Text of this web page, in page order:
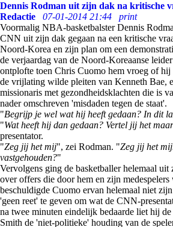
Dennis Rodman uit zijn dak na kritische
Redactie
07-01-2014 21:44
print
Voormalig NBA-basketbalster Dennis
CNN uit zijn dak gegaan na een kritische
Noord-Korea en zijn plan om een
de verjaardag van de Noord-Koreaanse
ontplofte toen Chris Cuomo hem vroeg of
de vrijlating wilde pleiten van Kenneth Bae,
missionaris met gezondheidsklachten die is
nader omschreven 'misdaden tegen de staat'.
"Begrijp je wel wat hij heeft gedaan? In dit
"Wat heeft hij dan gedaan? Vertel jij het maar
presentator.
"Zeg jij het mij", zei Rodman. "Zeg jij het
vastgehouden?"
Vervolgens ging de basketballer helemaal
over offers die door hem en zijn medespelers
beschuldigde Cuomo ervan helemaal niet
'geen reet' te geven om wat de CNN-
na twee minuten eindelijk bedaarde liet hij
Smith de 'niet-politieke' houding van de